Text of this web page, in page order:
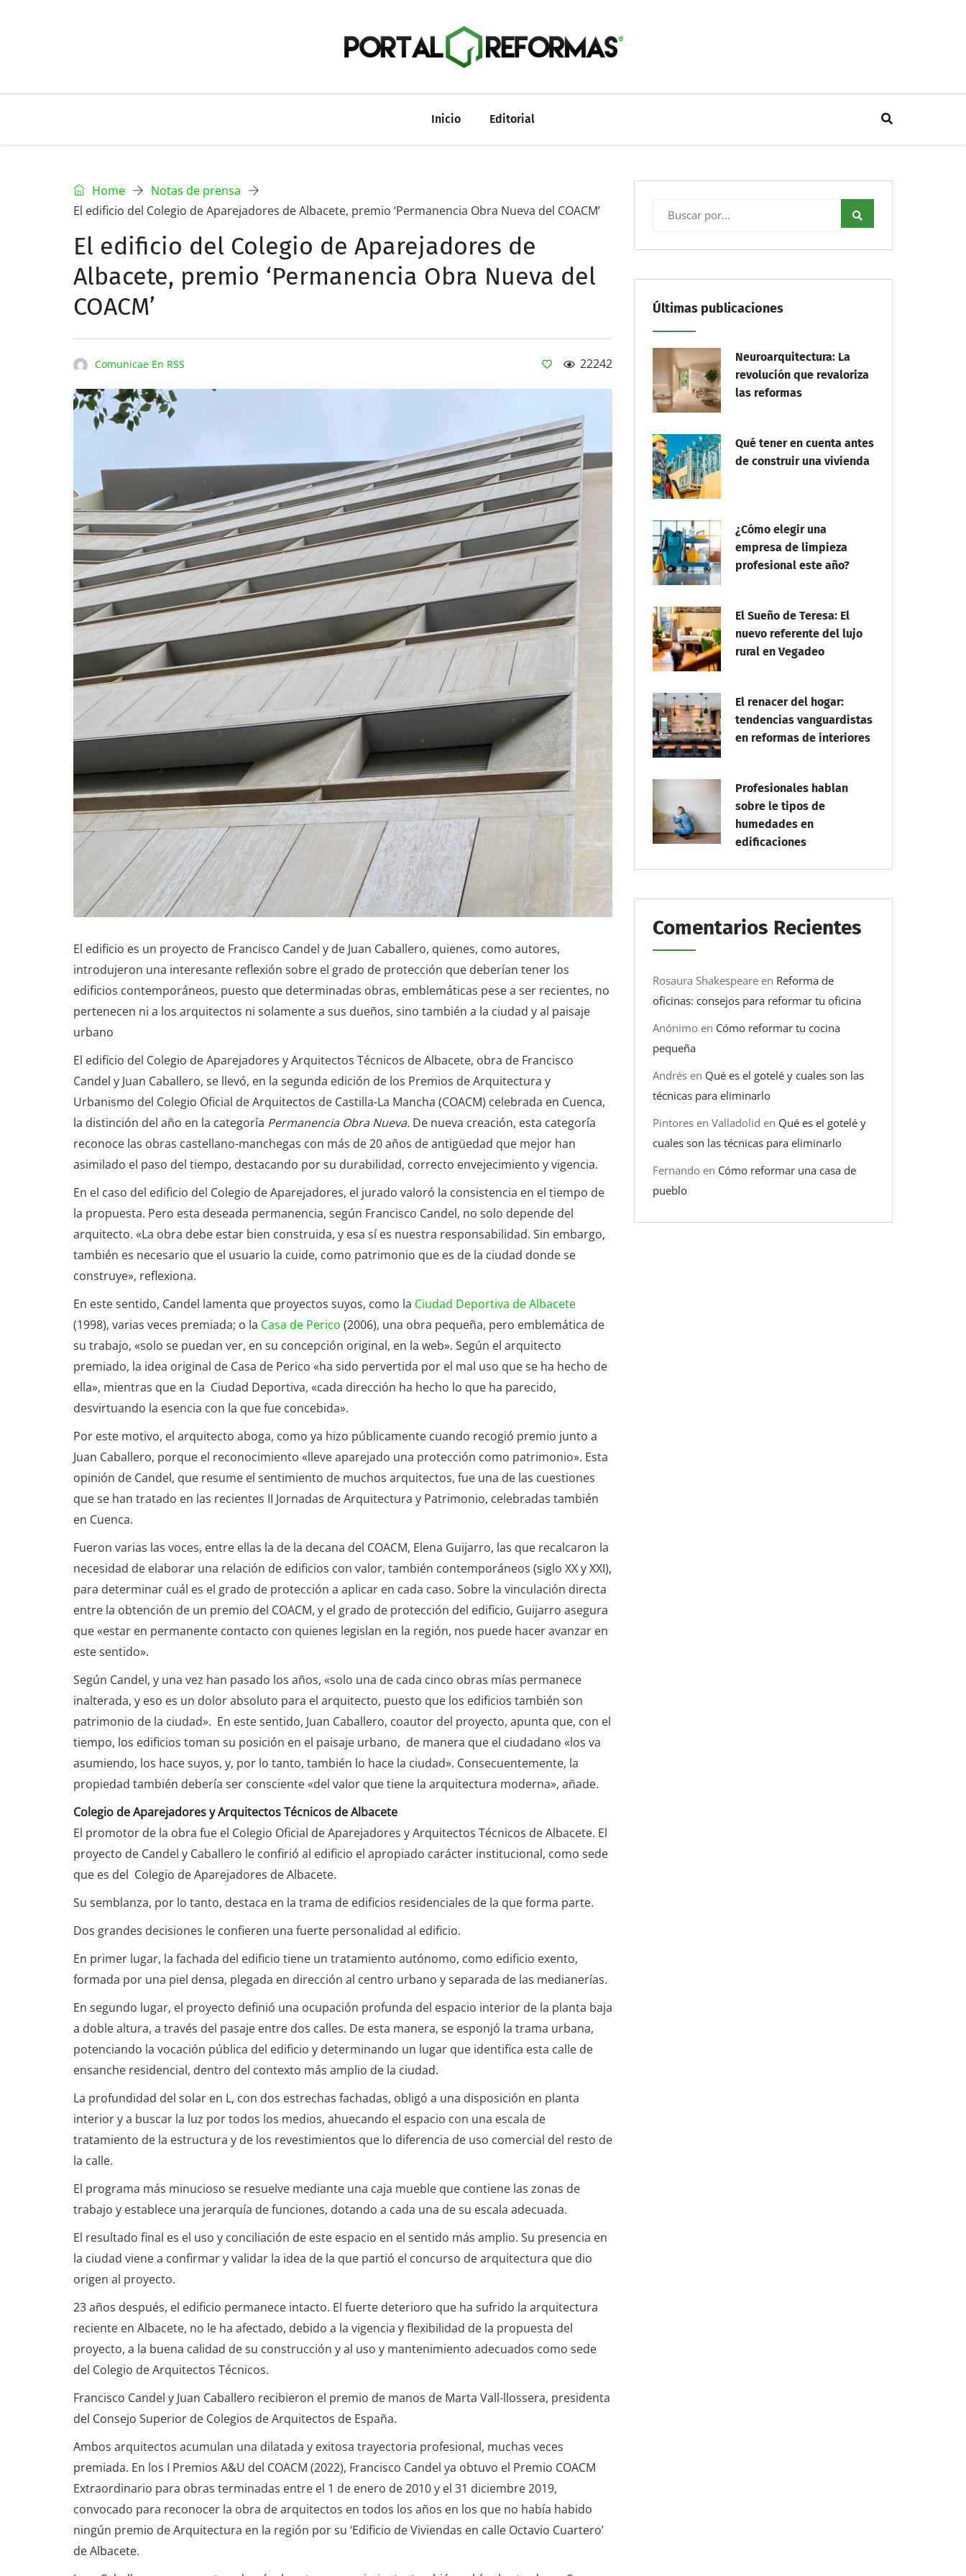
Inicio Editorial
Home
Notas de prensa
El edificio del Colegio de Aparejadores de Albacete, premio ‘Permanencia Obra Nueva del COACM’
El edificio del Colegio de Aparejadores de
Albacete, premio ‘Permanencia Obra Nueva del
COACM’
Comunicae En RSS 22242
El edificio es un proyecto de Francisco Candel y de Juan Caballero, quienes, como autores,
introdujeron una interesante reflexión sobre el grado de protección que deberían tener los
edificios contemporáneos, puesto que determinadas obras, emblemáticas pese a ser recientes, no
pertenecen ni a los arquitectos ni solamente a sus dueños, sino también a la ciudad y al paisaje
urbano
El edificio del Colegio de Aparejadores y Arquitectos Técnicos de Albacete, obra de Francisco
Candel y Juan Caballero, se llevó, en la segunda edición de los Premios de Arquitectura y
Urbanismo del Colegio Oficial de Arquitectos de Castilla-La Mancha (COACM) celebrada en Cuenca,
la distinción del año en la categoría Permanencia Obra Nueva. De nueva creación, esta categoría
reconoce las obras castellano-manchegas con más de 20 años de antigüedad que mejor han
asimilado el paso del tiempo, destacando por su durabilidad, correcto envejecimiento y vigencia.
En el caso del edificio del Colegio de Aparejadores, el jurado valoró la consistencia en el tiempo de
la propuesta. Pero esta deseada permanencia, según Francisco Candel, no solo depende del
arquitecto. «La obra debe estar bien construida, y esa sí es nuestra responsabilidad. Sin embargo,
también es necesario que el usuario la cuide, como patrimonio que es de la ciudad donde se
construye», reflexiona.
En este sentido, Candel lamenta que proyectos suyos, como la Ciudad Deportiva de Albacete
(1998), varias veces premiada; o la Casa de Perico (2006), una obra pequeña, pero emblemática de
su trabajo, «solo se puedan ver, en su concepción original, en la web». Según el arquitecto
premiado, la idea original de Casa de Perico «ha sido pervertida por el mal uso que se ha hecho de
ella», mientras que en la Ciudad Deportiva, «cada dirección ha hecho lo que ha parecido,
desvirtuando la esencia con la que fue concebida».
Por este motivo, el arquitecto aboga, como ya hizo públicamente cuando recogió premio junto a
Juan Caballero, porque el reconocimiento «lleve aparejado una protección como patrimonio». Esta
opinión de Candel, que resume el sentimiento de muchos arquitectos, fue una de las cuestiones
que se han tratado en las recientes II Jornadas de Arquitectura y Patrimonio, celebradas también
en Cuenca.
Fueron varias las voces, entre ellas la de la decana del COACM, Elena Guijarro, las que recalcaron la
necesidad de elaborar una relación de edificios con valor, también contemporáneos (siglo XX y XXI),
para determinar cuál es el grado de protección a aplicar en cada caso. Sobre la vinculación directa
entre la obtención de un premio del COACM, y el grado de protección del edificio, Guijarro asegura
que «estar en permanente contacto con quienes legislan en la región, nos puede hacer avanzar en
este sentido».
Según Candel, y una vez han pasado los años, «solo una de cada cinco obras mías permanece
inalterada, y eso es un dolor absoluto para el arquitecto, puesto que los edificios también son
patrimonio de la ciudad». En este sentido, Juan Caballero, coautor del proyecto, apunta que, con el
tiempo, los edificios toman su posición en el paisaje urbano, de manera que el ciudadano «los va
asumiendo, los hace suyos, y, por lo tanto, también lo hace la ciudad». Consecuentemente, la
propiedad también debería ser consciente «del valor que tiene la arquitectura moderna», añade.
Colegio de Aparejadores y Arquitectos Técnicos de Albacete
El promotor de la obra fue el Colegio Oficial de Aparejadores y Arquitectos Técnicos de Albacete. El
proyecto de Candel y Caballero le confirió al edificio el apropiado carácter institucional, como sede
que es del Colegio de Aparejadores de Albacete.
Su semblanza, por lo tanto, destaca en la trama de edificios residenciales de la que forma parte.
Dos grandes decisiones le confieren una fuerte personalidad al edificio.
En primer lugar, la fachada del edificio tiene un tratamiento autónomo, como edificio exento,
formada por una piel densa, plegada en dirección al centro urbano y separada de las medianerías.
En segundo lugar, el proyecto definió una ocupación profunda del espacio interior de la planta baja
a doble altura, a través del pasaje entre dos calles. De esta manera, se esponjó la trama urbana,
potenciando la vocación pública del edificio y determinando un lugar que identifica esta calle de
ensanche residencial, dentro del contexto más amplio de la ciudad.
La profundidad del solar en L, con dos estrechas fachadas, obligó a una disposición en planta
interior y a buscar la luz por todos los medios, ahuecando el espacio con una escala de
tratamiento de la estructura y de los revestimientos que lo diferencia de uso comercial del resto de
la calle.
El programa más minucioso se resuelve mediante una caja mueble que contiene las zonas de
trabajo y establece una jerarquía de funciones, dotando a cada una de su escala adecuada.
El resultado final es el uso y conciliación de este espacio en el sentido más amplio. Su presencia en
la ciudad viene a confirmar y validar la idea de la que partió el concurso de arquitectura que dio
origen al proyecto.
23 años después, el edificio permanece intacto. El fuerte deterioro que ha sufrido la arquitectura
reciente en Albacete, no le ha afectado, debido a la vigencia y flexibilidad de la propuesta del
proyecto, a la buena calidad de su construcción y al uso y mantenimiento adecuados como sede
del Colegio de Arquitectos Técnicos.
Francisco Candel y Juan Caballero recibieron el premio de manos de Marta Vall-llossera, presidenta
del Consejo Superior de Colegios de Arquitectos de España.
Ambos arquitectos acumulan una dilatada y exitosa trayectoria profesional, muchas veces
premiada. En los I Premios A&U del COACM (2022), Francisco Candel ya obtuvo el Premio COACM
Extraordinario para obras terminadas entre el 1 de enero de 2010 y el 31 diciembre 2019,
convocado para reconocer la obra de arquitectos en todos los años en los que no había habido
ningún premio de Arquitectura en la región por su ‘Edificio de Viviendas en calle Octavio Cuartero’
de Albacete.
Últimas publicaciones
Neuroarquitectura: La
revolución que revaloriza
las reformas
Qué tener en cuenta antes
de construir una vivienda
¿Cómo elegir una
empresa de limpieza
profesional este año?
El Sueño de Teresa: El
nuevo referente del lujo
rural en Vegadeo
El renacer del hogar:
tendencias vanguardistas
en reformas de interiores
Profesionales hablan
sobre le tipos de
humedades en
edificaciones
Comentarios Recientes
Rosaura Shakespeare en Reforma de
oficinas: consejos para reformar tu oficina
Anónimo en Cómo reformar tu cocina
pequeña
Andrés en Qué es el gotelé y cuales son las
técnicas para eliminarlo
Pintores en Valladolid en Qué es el gotelé y
cuales son las técnicas para eliminarlo
Fernando en Cómo reformar una casa de
pueblo